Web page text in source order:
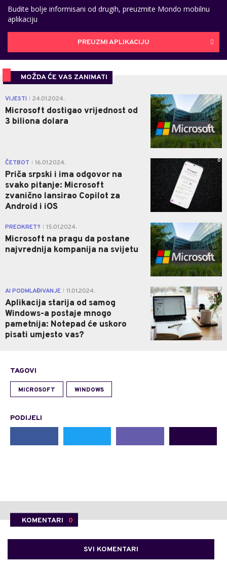
Budite bolje informisani od drugih, preuzmite Mondo mobilnu
aplikaciju
PREUZMI APLIKACIJU
MOŽDA ĆE VAS ZANIMATI
VIJESTI 24.01.2024.
Microsoft dostigao vrijednost od
3 biliona dolara
0
ČETBOT 16.01.2024.
Priča srpski i ima odgovor na
svako pitanje: Microsoft
zvanično lansirao Copilot za
Android i iOS
0
PREOKRET? 15.01.2024.
Microsoft na pragu da postane
najvrednija kompanija na svijetu
0
AI PODMLAĐIVANJE 11.01.2024.
Aplikacija starija od samog
Windows-a postaje mnogo
pametnija: Notepad će uskoro
pisati umjesto vas?
0
TAGOVI
MICROSOFT WINDOWS
PODIJELI
KOMENTARI 0
SVI KOMENTARI